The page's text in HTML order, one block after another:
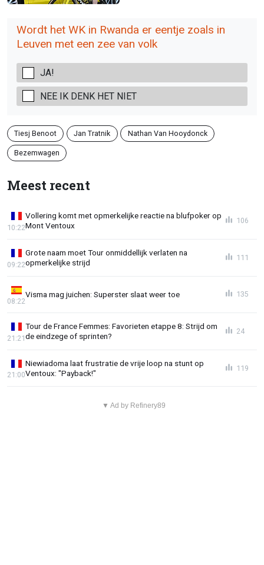
Wordt het WK in Rwanda er eentje zoals in
Leuven met een zee van volk
JA!
NEE IK DENK HET NIET
Tiesj Benoot Jan Tratnik Nathan Van Hooydonck
Bezemwagen
Meest recent
Vollering komt met opmerkelijke reactie na blufpoker op
Mont Ventoux
10:22
106
Grote naam moet Tour onmiddellijk verlaten na
opmerkelijke strijd
09:22
111
Visma mag juichen: Superster slaat weer toe
08:22
135
Tour de France Femmes: Favorieten etappe 8: Strijd om
de eindzege of sprinten?
21:21
24
Niewiadoma laat frustratie de vrije loop na stunt op
Ventoux: "Payback!"
21:00
119
▼ Ad by Refinery89